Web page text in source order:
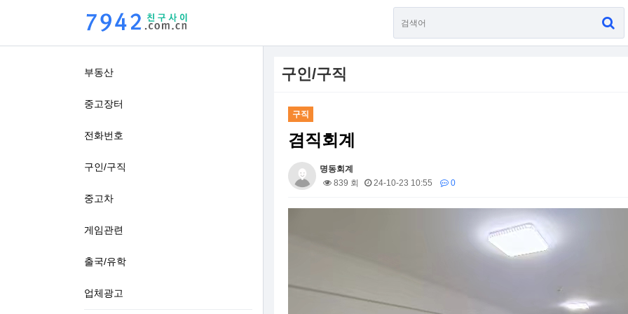
부동산
중고장터
전화번호
구인/구직
중고차
게임관련
출국/유학
업체광고
구인/구직
구직
겸직회계
명동회계
839 회
24-10-23 10:55 0